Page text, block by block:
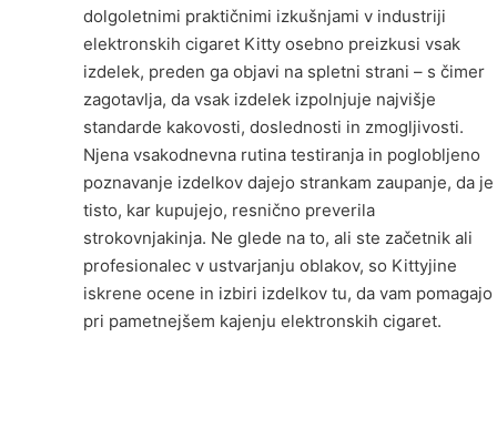
dolgoletnimi praktičnimi izkušnjami v industriji
elektronskih cigaret Kitty osebno preizkusi vsak
izdelek, preden ga objavi na spletni strani – s čimer
zagotavlja, da vsak izdelek izpolnjuje najvišje
standarde kakovosti, doslednosti in zmogljivosti.
Njena vsakodnevna rutina testiranja in poglobljeno
poznavanje izdelkov dajejo strankam zaupanje, da je
tisto, kar kupujejo, resnično preverila
strokovnjakinja. Ne glede na to, ali ste začetnik ali
profesionalec v ustvarjanju oblakov, so Kittyjine
iskrene ocene in izbiri izdelkov tu, da vam pomagajo
pri pametnejšem kajenju elektronskih cigaret.